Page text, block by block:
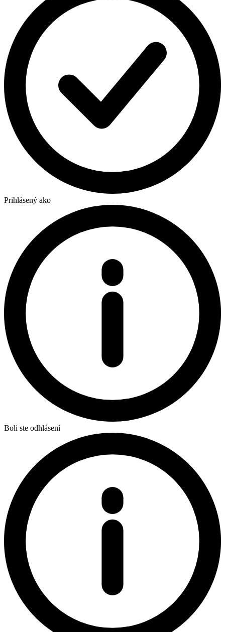
Prihlásený ako
Boli ste odhlásení